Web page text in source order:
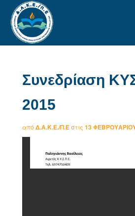
Συνεδρίαση
2015
από Δ.Α.Κ.Ε./Π.Εστις 13